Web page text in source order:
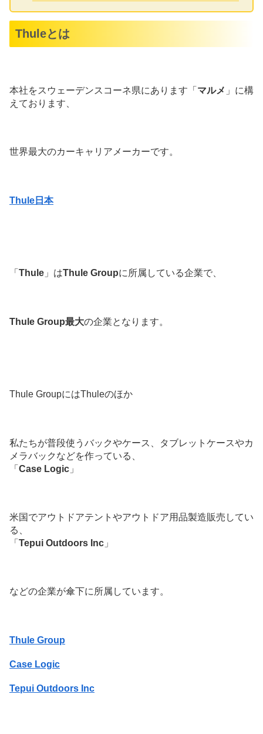
Thuleとは
本社をスウェーデンスコーネ県にあります「 マルメ 」に構
えております、
世界最大のカーキャリアメーカーです。
Thule日本
「 Thule 」はThule Groupに所属している企業で、
Thule Group最大の企業となります。
Thule GroupにはThuleのほか
私たちが普段使うバックやケース、タブレットケースやカ
メラバックなどを作っている、
「 Case Logic 」
米国でアウトドアテントやアウトドア用品製造販売してい
る、
「 Tepui Outdoors Inc 」
などの企業が傘下に所属しています。
Thule Group
Case Logic
Tepui Outdoors Inc